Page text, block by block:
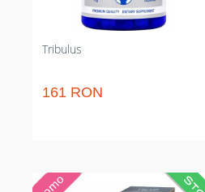
Tribulus
161 RON